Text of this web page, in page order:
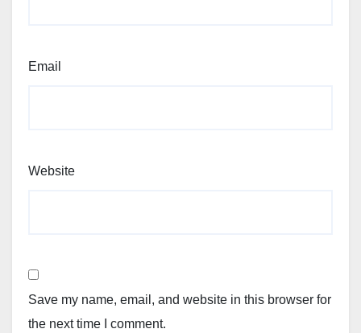
Email
Website
Save my name, email, and website in this browser for
the next time I comment.